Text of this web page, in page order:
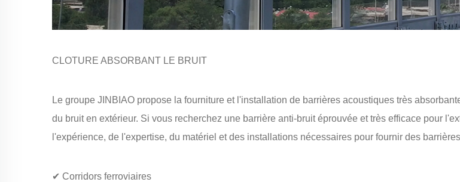
CLOTURE ABSORBANT LE BRUIT
Le groupe JINBIAO propose la fourniture et l'installation de barrières acoustiques très
du bruit en extérieur. Si vous recherchez une barrière anti-bruit éprouvée et très efficace pour
l'expérience, de l'expertise, du matériel et des installations nécessaires pour fournir des
✔ Corridors ferroviaires